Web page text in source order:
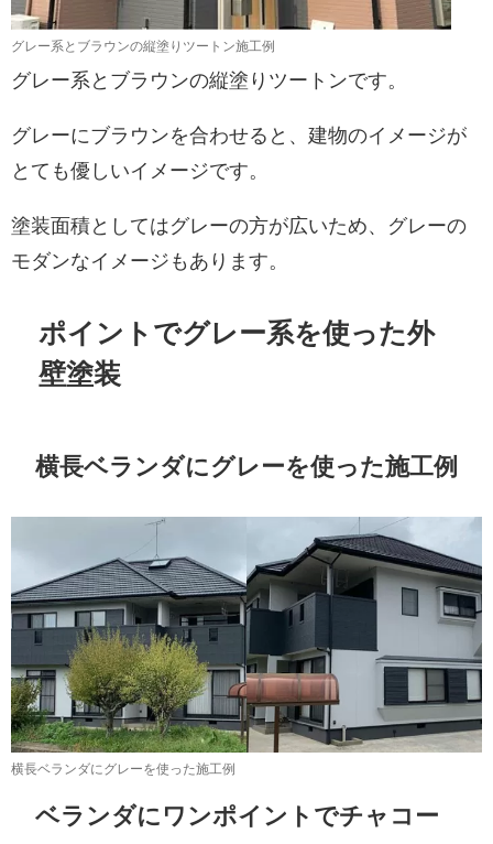
グレー系とブラウンの縦塗りツートン施工例
グレー系とブラウンの縦塗りツートンです。
グレーにブラウンを合わせると、建物のイメージが
とても優しいイメージです。
塗装面積としてはグレーの方が広いため、グレーの
モダンなイメージもあります。
ポイントでグレー系を使った外
壁塗装
横長ベランダにグレーを使った施工例
横長ベランダにグレーを使った施工例
ベランダにワンポイントでチャコー